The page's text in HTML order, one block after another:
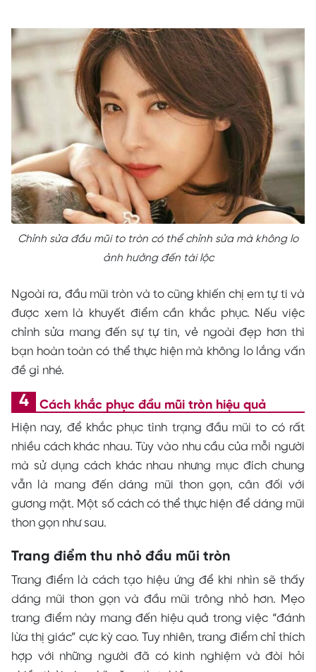
Chỉnh sửa đầu mũi to tròn có thể chỉnh sửa mà không lo
ảnh hưởng đến tài lộc
Ngoài ra, đầu mũi tròn và to cũng khiến chị em tự ti và
được xem là khuyết điểm cần khắc phục. Nếu việc
chỉnh sửa mang đến sự tự tin, vẻ ngoài đẹp hơn thì
bạn hoàn toàn có thể thực hiện mà không lo lắng vấn
đề gì nhé.
Cách khắc phục đầu mũi tròn hiệu quả
Hiện nay, để khắc phục tình trạng đầu mũi to có rất
nhiều cách khác nhau. Tùy vào nhu cầu của mỗi người
mà sử dụng cách khác nhau nhưng mục đích chung
vẫn là mang đến dáng mũi thon gọn, cân đối với
gương mặt. Một số cách có thể thực hiện để dáng mũi
thon gọn như sau.
Trang điểm thu nhỏ đầu mũi tròn
Trang điểm là cách tạo hiệu ứng để khi nhìn sẽ thấy
dáng mũi thon gọn và đầu mũi trông nhỏ hơn. Mẹo
trang điểm này mang đến hiệu quả trong việc “đánh
lừa thị giác” cực kỳ cao. Tuy nhiên, trang điểm chỉ thích
hợp với những người đã có kinh nghiệm và đòi hỏi